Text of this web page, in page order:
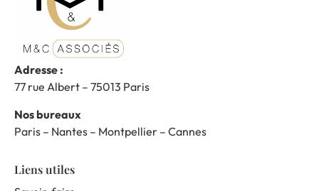
Adresse :
77 rue Albert – 75013 Paris
Nos bureaux
Paris – Nantes – Montpellier – Cannes
Liens utiles